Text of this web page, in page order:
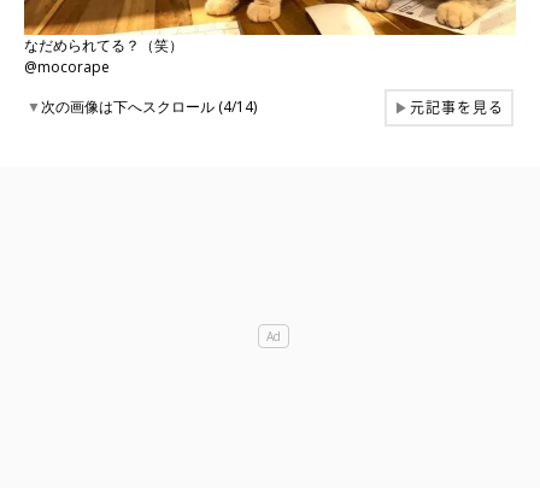
なだめられてる？（笑）
@mocorape
▼次の画像は下へスクロール (4/14) ▶元記事を見る